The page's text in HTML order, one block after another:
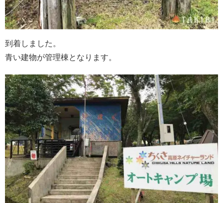
到着しました。
青い建物が管理棟となります。